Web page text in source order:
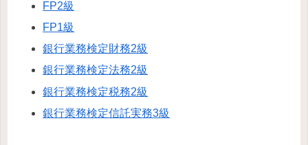
FP2級
FP1級
銀行業務検定財務2級
銀行業務検定法務2級
銀行業務検定税務2級
銀行業務検定信託実務3級